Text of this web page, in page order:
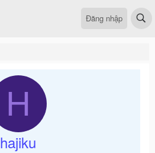
Đăng nhập
H
hajiku